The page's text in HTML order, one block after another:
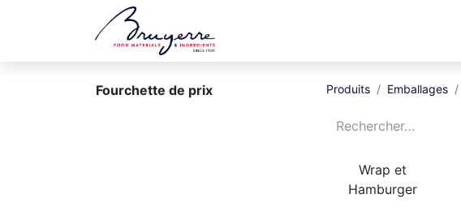
Fourchette de prix Produits Emballages
Wrap et
Hamburger